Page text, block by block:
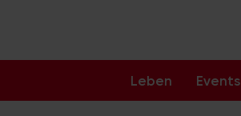
Leben Events